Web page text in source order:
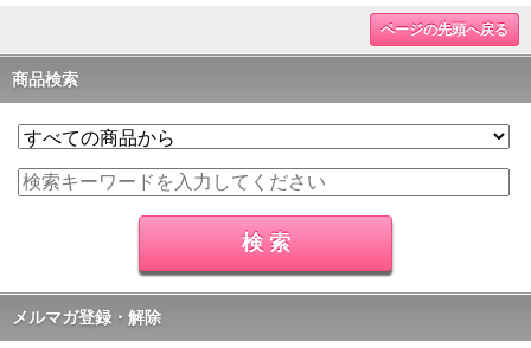
ページの先頭へ戻る
商品検索
メルマガ登録・解除